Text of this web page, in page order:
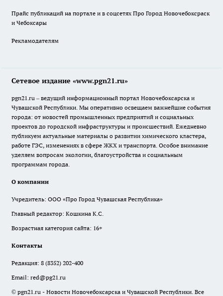
Прайс публикаций на портале и в соцсетях Про Город Новочебоксраск
и Чебоксары
Рекламодателям
Сетевое издание «www.pgn21.ru»
pgn21.ru – ведущий информационный портал Новочебоксарска и
Чувашской Республики. Мы оперативно освещаем важнейшие события
города: от новостей промышленных предприятий и социальных
проектов до городской инфраструктуры и происшествий. Ежедневно
публикуем актуальные материалы о развитии химического кластера,
работе ГЭС, изменениях в сфере ЖКХ и транспорта. Особое внимание
уделяем вопросам экологии, благоустройства и социальным
программам города.
О компании
Учредитель: ООО «Про Город Чувашская Республика»
Главный редактор: Кошкина К.С.
Возрастная категория сайта: 16+
Контакты
Редакция: 8 (8352) 202-400
Email: red@pg21.ru
© pgn21.ru - Новости Новочебоксарска и Чувашской Республики. Все